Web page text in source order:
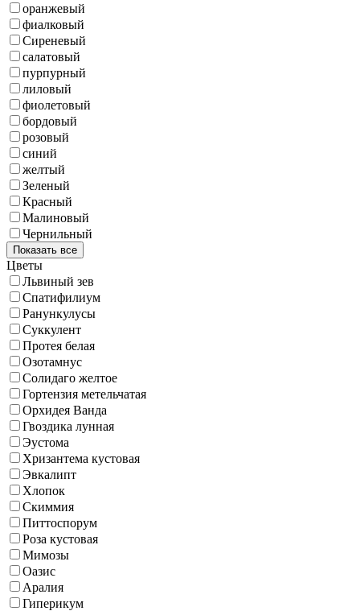
оранжевый
фиалковый
Сиреневый
салатовый
пурпурный
лиловый
фиолетовый
бордовый
розовый
синий
желтый
Зеленый
Красный
Малиновый
Чернильный
Показать все
Цветы
Львиный зев
Спатифилиум
Ранункулусы
Суккулент
Протея белая
Озотамнус
Солидаго желтое
Гортензия метельчатая
Орхидея Ванда
Гвоздика лунная
Эустома
Хризантема кустовая
Эвкалипт
Хлопок
Скиммия
Питтоспорум
Роза кустовая
Мимозы
Оазис
Аралия
Гиперикум